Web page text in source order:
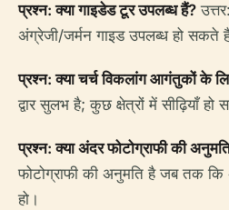
प्रश्न: क्या गाइडेड टूर उपलब्ध हैं?
अंग्रेजी/जर्मन गाइड उपलब्ध हो सकते
प्रश्न: क्या चर्च विकलांग आगंतुकों के
द्वार सुलभ है; कुछ क्षेत्रों में सीढ़ियाँ हो
प्रश्न: क्या अंदर फोटोग्राफी की
फोटोग्राफी की अनुमति है जब तक कि
हो।